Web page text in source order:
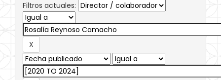
Filtros actuales: